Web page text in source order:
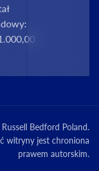
Bedford Poland.
witryny jest chroniona
prawem autorskim.